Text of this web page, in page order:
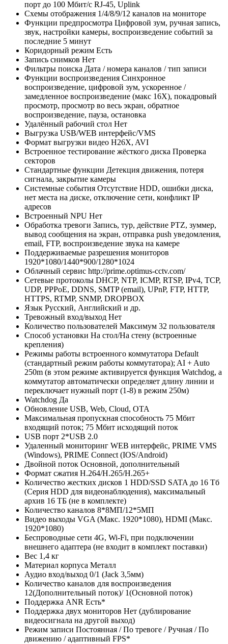
порт до 100 Мбит/с RJ-45, Uplink
Схемы отображения 1/4/8/9/12 каналов на мониторе
Функции предпросмотра Цифровой зум, ручная запись,
звук, настройки камеры, воспроизведение событий за
последние 5 минут
Коридорный режим Есть
Запись снимков Нет
Фильтры поиска Дата / номера каналов / тип записи
Функции воспроизведения Синхронное
воспроизведение, цифровой зум, ускоренное /
замедленное воспроизведение (макс 16X), покадровый
просмотр, просмотр во весь экран, обратное
воспроизведение, пауза, остановка
Удалённый рабочий стол Нет
Выгрузка USB/WEB интерфейс/VMS
Формат выгрузки видео H26X, AVI
Встроенное тестирование жёсткого диска Проверка
секторов
Стандартные функции Детекция движения, потеря
сигнала, закрытие камеры
Системные события Отсутствие HDD, ошибки диска,
нет места на диске, отключение сети, конфликт IP
адресов
Встроенный NPU Нет
Обработка тревоги Запись, тур, действие PTZ, зуммер,
вывод сообщения на экран, отправка push уведомления,
email, FTP, воспроизведение звука на камере
Поддерживаемые разрешения мониторов
1920*1080/1440*900/1280*1024
Облачный сервис http://prime.optimus-cctv.com/
Сетевые протоколы DHCP, NTP, ICMP, RTSP, IPv4, TCP,
UDP, PPPoE, DDNS, SMTP (email), UPnP, FTP, HTTP,
HTTPS, RTMP, SNMP, DROPBOX
Язык Русский, Английский и др.
Тревожный вход/выход Нет
Количество пользователей Максимум 32 пользователя
Способ установки На стол/На стену (встроенные
крепления)
Режимы работы встроенного коммутатора Default
(стандартный режим работы коммутатора); AI + Auto
250m (в этом режиме активируется функция Watchdog, а
коммутатор автоматически определяет длину линии и
переключает нужный порт (1-8) в режим 250м)
Watchdog Да
Обновление USB, Web, Cloud, OTA
Максимальная пропускная способность 75 Мбит
входящий поток; 75 Мбит исходящий поток
USB порт 2*USB 2.0
Удаленный мониторинг WEB интерфейс, PRIME VMS
(Windows), PRIME Connect (IOS/Android)
Двойной поток Основной, дополнительный
Формат сжатия H.264/H.265/H.265+
Количество жестких дисков 1 HDD/SSD SATA до 16 Тб
(Серия HDD для видеонаблюдения), максимальный
архив 16 ТБ (не в комплекте)
Количество каналов 8*8МП/12*5МП
Видео выходы VGA (Макс. 1920*1080), HDMI (Макс.
1920*1080)
Беспроводные сети 4G, Wi-Fi, при подключении
внешнего адаптера (не входит в комплект поставки)
Вес 1,4 кг
Материал корпуса Металл
Аудио вход/выход 0/1 (Jack 3,5мм)
Количество каналов для воспроизведения
12(Дополнительный поток)/ 1(Основной поток)
Поддержка ANR Есть*
Поддержка двух мониторов Нет (дублирование
видеосигнала на другой выход)
Режим записи Постоянная / По тревоге / Ручная / По
движению / адаптивный FPS*